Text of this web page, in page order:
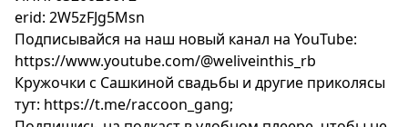
erid: 2W5zFJg5Msn
Подписывайся на наш новый канал на YouTube:
https://www.youtube.com/@weliveinthis_rb
Кружочки с Сашкиной свадьбы и другие приколясы
тут: https://t.me/raccoon_gang;